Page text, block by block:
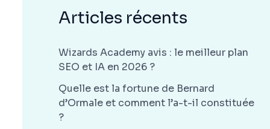
Articles récents
Wizards Academy avis : le meilleur plan
SEO et IA en 2026 ?
Quelle est la fortune de Bernard
d’Ormale et comment l’a-t-il constituée
?